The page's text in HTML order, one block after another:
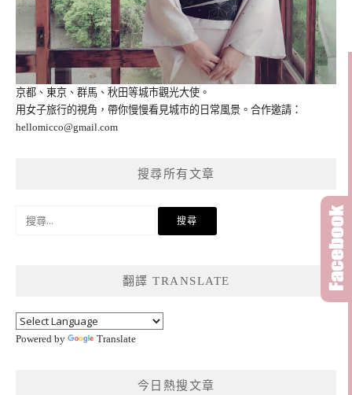
京都、東京、群馬、秋田等城市觀光大使。
用女子旅行的視角，帶你慢慢看見城市的日常風景。合作邀請：
hellomicco@gmail.com
搜尋所有文章
翻譯 TRANSLATE
Powered by Translate
今日熱搜文章